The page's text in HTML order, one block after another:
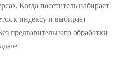
Когда посетитель набирает
к индексу и выбирает
предварительного обработки